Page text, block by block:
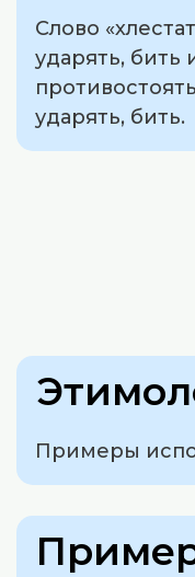
Слово
ударять, бить
ударять, бить.
Примеры